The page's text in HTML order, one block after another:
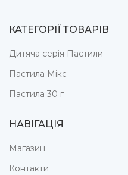
КАТЕГОРІЇ ТОВАРІВ
Дитяча серія Пастили
Пастила Мікс
Пастила 30 г
НАВІГАЦІЯ
Магазин
Контакти